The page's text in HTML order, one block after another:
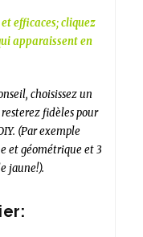
efficaces; cliquez
apparaissent en
choisissez un
fidèles pour
(Par exemple
et géométrique et 3
jaune!).